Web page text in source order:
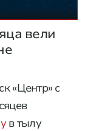
вели
«Центр» с
в тылу